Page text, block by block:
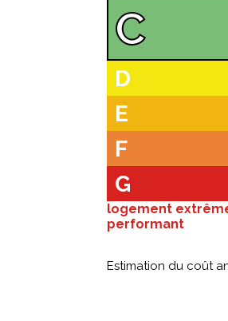
C
D
E
F
G
logement
performant
Estimation du coût